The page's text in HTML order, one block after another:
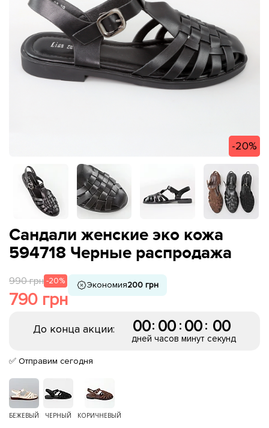
-20%
Сандали женские эко кожа
594718 Черные распродажа
990 грн -20%
790 грн
Экономия200 грн
До конца акции: 00
дней
: 00
часов
: 00
минут
: 00
секунд
✅ Отправим сегодня
БЕЖЕВЫЙ ЧЕРНЫЙ КОРИЧНЕВЫЙ